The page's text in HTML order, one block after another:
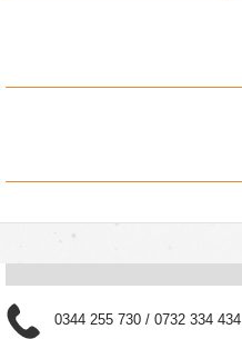
0344 255 730 / 0732 334 434